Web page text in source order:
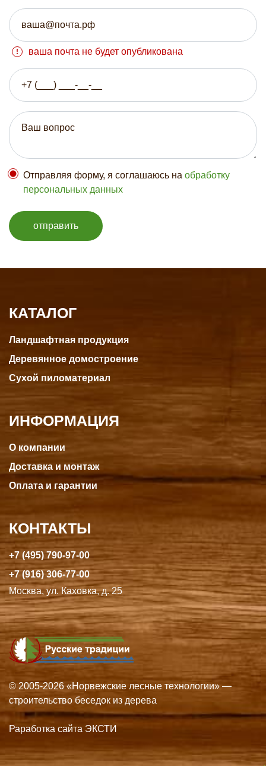
ваша почта не будет опубликована
Отправляя форму, я соглашаюсь на обработку
персональных данных
отправить
КАТАЛОГ
Ландшафтная продукция
Деревянное домостроение
Сухой пиломатериал
ИНФОРМАЦИЯ
О компании
Доставка и монтаж
Оплата и гарантии
КОНТАКТЫ
+7 (495) 790-97-00
+7 (916) 306-77-00
Москва, ул. Каховка, д. 25
© 2005-2026 «Норвежские лесные технологии» —
строительство беседок из дерева
Раработка сайта ЭКСТИ